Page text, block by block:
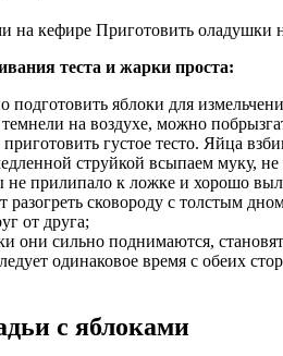
Приготовить оладушки
теста и жарки проста:
подготовить яблоки для
на воздухе, можно
густое тесто. Яйца
струйкой всыпаем муку,
не прилипало к ложке и хорошо
разогреть сковороду с толстым
от друга;
они сильно поднимаются,
одинаковое время с обеих
с яблоками